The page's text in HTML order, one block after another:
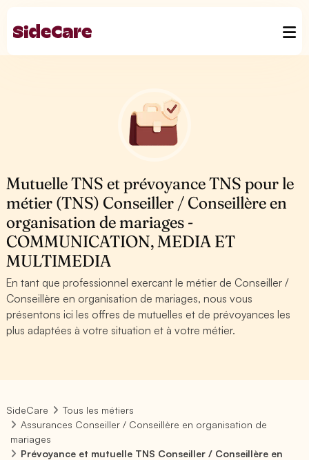
Mutuelle TNS et prévoyance TNS pour le
métier (TNS) Conseiller / Conseillère en
organisation de mariages -
COMMUNICATION, MEDIA ET
MULTIMEDIA
En tant que professionnel exercant le métier de Conseiller /
Conseillère en organisation de mariages, nous vous
présentons ici les offres de mutuelles et de prévoyances les
plus adaptées à votre situation et à votre métier.
SideCare
Tous les métiers
Assurances Conseiller / Conseillère en organisation de
mariages
Prévoyance et mutuelle TNS Conseiller / Conseillère en